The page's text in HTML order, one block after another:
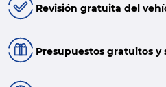
Revisión gratuita del
Presupuestos gratuitos y